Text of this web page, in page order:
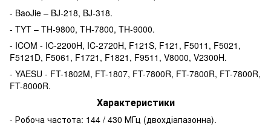
- BaoJie – BJ-218, BJ-318.
- TYT – TH-9800, TH-7800, TH-9000.
- ICOM - IC-2200H, IC-2720H, F121S, F121, F5011, F5021,
F5121D, F5061, F1721, F1821, F9511, V8000, V2300H.
- YAESU - FT-1802M, FT-1807, FT-7800R, FT-7800R, FT-7800R,
FT-8000R.
Характеристики
- Робоча частота: 144 / 430 МГц (двохдіапазонна).